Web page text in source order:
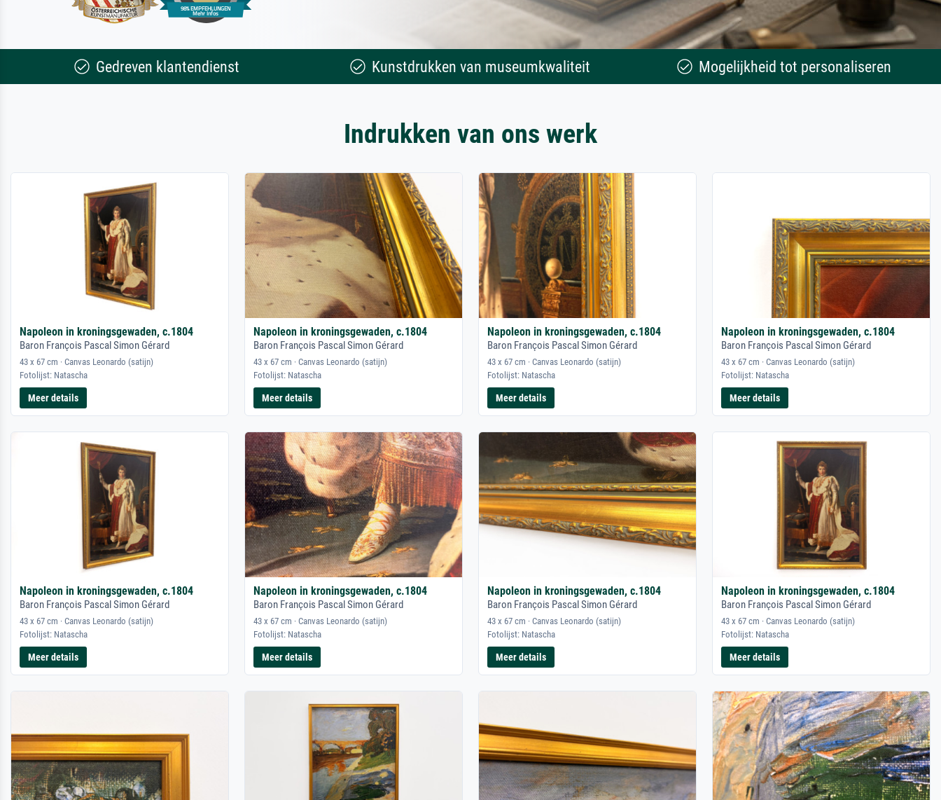
Gedreven klantendienst Kunstdrukken van museumkwaliteit Mogelijkheid tot personaliseren
Indrukken van ons werk
Napoleon in kroningsgewaden, c.1804
Baron François Pascal Simon Gérard
43 x 67 cm · Canvas Leonardo (satijn)
Fotolijst: Natascha
Meer details
Napoleon in kroningsgewaden, c.1804
Baron François Pascal Simon Gérard
43 x 67 cm · Canvas Leonardo (satijn)
Fotolijst: Natascha
Meer details
Napoleon in kroningsgewaden, c.1804
Baron François Pascal Simon Gérard
43 x 67 cm · Canvas Leonardo (satijn)
Fotolijst: Natascha
Meer details
Napoleon in kroningsgewaden, c.1804
Baron François Pascal Simon Gérard
43 x 67 cm · Canvas Leonardo (satijn)
Fotolijst: Natascha
Meer details
Napoleon in kroningsgewaden, c.1804
Baron François Pascal Simon Gérard
43 x 67 cm · Canvas Leonardo (satijn)
Fotolijst: Natascha
Meer details
Napoleon in kroningsgewaden, c.1804
Baron François Pascal Simon Gérard
43 x 67 cm · Canvas Leonardo (satijn)
Fotolijst: Natascha
Meer details
Napoleon in kroningsgewaden, c.1804
Baron François Pascal Simon Gérard
43 x 67 cm · Canvas Leonardo (satijn)
Fotolijst: Natascha
Meer details
Napoleon in kroningsgewaden, c.1804
Baron François Pascal Simon Gérard
43 x 67 cm · Canvas Leonardo (satijn)
Fotolijst: Natascha
Meer details